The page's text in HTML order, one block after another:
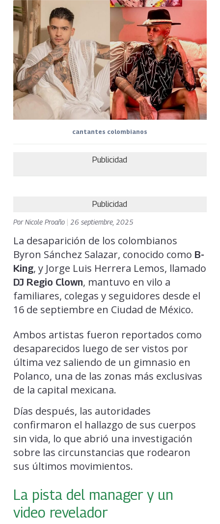
cantantes colombianos
Publicidad
Publicidad
PorNicole Proaño 26 septiembre, 2025
La desaparición de los colombianos
Byron Sánchez Salazar, conocido como B-
King, y Jorge Luis Herrera Lemos, llamado
DJ Regio Clown, mantuvo en vilo a
familiares, colegas y seguidores desde el
16 de septiembre en Ciudad de México.
Ambos artistas fueron reportados como
desaparecidos luego de ser vistos por
última vez saliendo de un gimnasio en
Polanco, una de las zonas más exclusivas
de la capital mexicana.
Días después, las autoridades
confirmaron el hallazgo de sus cuerpos
sin vida, lo que abrió una investigación
sobre las circunstancias que rodearon
sus últimos movimientos.
La pista del manager y un
video revelador